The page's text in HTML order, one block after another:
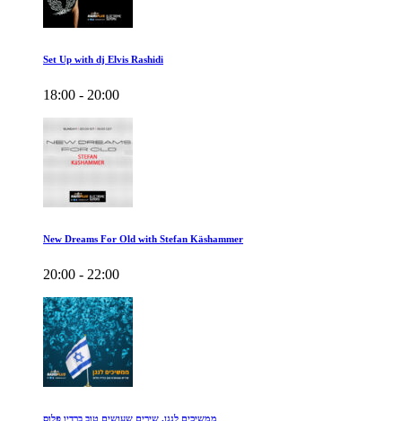
Set Up with dj Elvis Rashidi
18:00 - 20:00
New Dreams For Old with Stefan Käshammer
20:00 - 22:00
ממשיכים לנגן. שירים שעושים טוב ברדיו פלוס